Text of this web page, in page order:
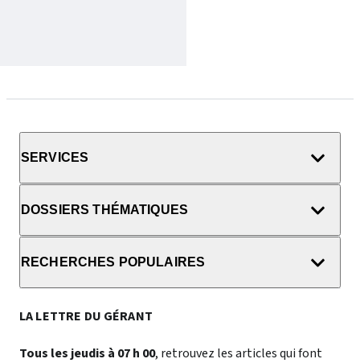
SERVICES
DOSSIERS THÉMATIQUES
RECHERCHES POPULAIRES
LA LETTRE DU GÉRANT
Tous les jeudis à 07 h 00, retrouvez les articles qui font